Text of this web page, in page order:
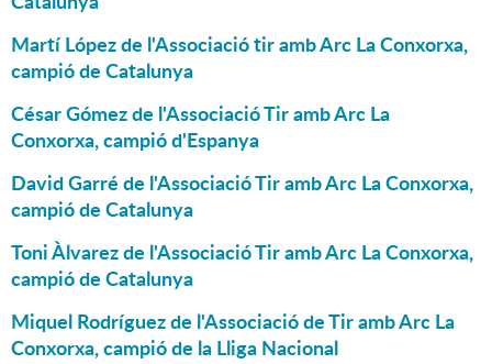
Martí López de l'Associació tir amb Arc La Conxorxa,
campió de Catalunya
César Gómez de l'Associació Tir amb Arc La
Conxorxa, campió d'Espanya
David Garré de l'Associació Tir amb Arc La Conxorxa,
campió de Catalunya
Toni Àlvarez de l'Associació Tir amb Arc La Conxorxa,
campió de Catalunya
Miquel Rodríguez de l'Associació de Tir amb Arc La
Conxorxa, campió de la Lliga Nacional